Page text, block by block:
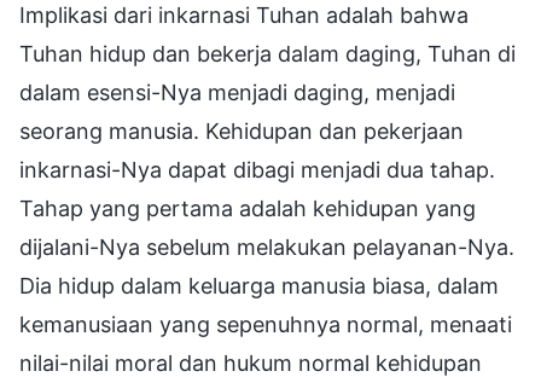
Implikasi dari inkarnasi Tuhan adalah bahwa
Tuhan hidup dan bekerja dalam daging, Tuhan di
dalam esensi-Nya menjadi daging, menjadi
seorang manusia. Kehidupan dan pekerjaan
inkarnasi-Nya dapat dibagi menjadi dua tahap.
Tahap yang pertama adalah kehidupan yang
dijalani-Nya sebelum melakukan pelayanan-Nya.
Dia hidup dalam keluarga manusia biasa, dalam
kemanusiaan yang sepenuhnya normal, menaati
nilai-nilai moral dan hukum normal kehidupan